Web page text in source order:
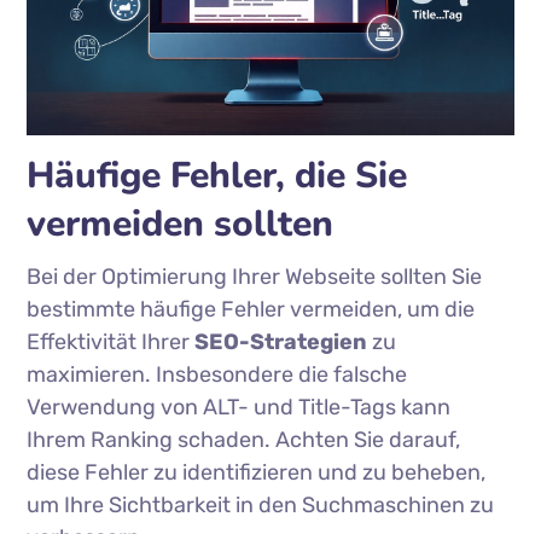
Häufige Fehler, die Sie
vermeiden sollten
Bei der Optimierung Ihrer Webseite sollten Sie
bestimmte häufige Fehler vermeiden, um die
Effektivität IhrerSEO-Strategien zu
maximieren. Insbesondere die falsche
Verwendung von ALT- und Title-Tags kann
Ihrem Ranking schaden. Achten Sie darauf,
diese Fehler zu identifizieren und zu beheben,
um Ihre Sichtbarkeit in den Suchmaschinen zu